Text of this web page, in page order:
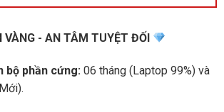
VÀNG - AN TÂM TUYỆT ĐỐI
bộ phần cứng: 06 tháng (Laptop 99%) và